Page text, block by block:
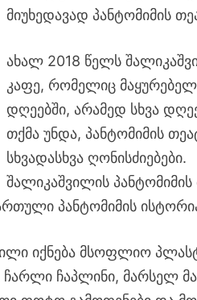
მიუხედავად პანტომიმის
ახალ 2018 წელს
კაფე, რომელიც
დღეებში, არამედ სხვა
თქმა უნდა, პანტომიმის
სხვადასხვა ღონისძიებები.
შალიკაშვილის
პანტომიმის
იქნება მსოფლიო
ჩარლი ჩაპლინი, მარსელ